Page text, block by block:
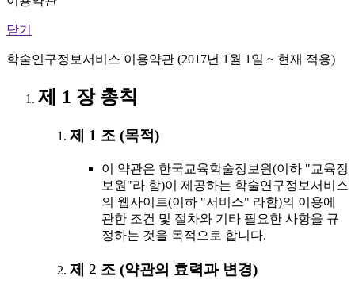
닫기
학술연구정보서비스 이용약관 (2017년 1월 1일 ~ 현재 적용)
제 1 장 총칙
제 1 조 (목적)
이 약관은 한국교육학술정보원(이하 "교육정
보원"라 함)이 제공하는 학술연구정보서비스
의 웹사이트(이하 "서비스" 라함)의 이용에
관한 조건 및 절차와 기타 필요한 사항을 규
정하는 것을 목적으로 합니다.
제 2 조 (약관의 효력과 변경)